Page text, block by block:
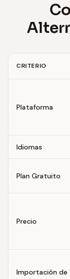
CRITERIO
Plataforma
Idiomas
Plan Gratuito
Precio
Importación de